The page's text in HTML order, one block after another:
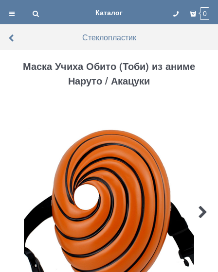
Каталог 0
Стеклопластик
Маска Учиха Обито (Тоби) из аниме
Наруто / Акацуки